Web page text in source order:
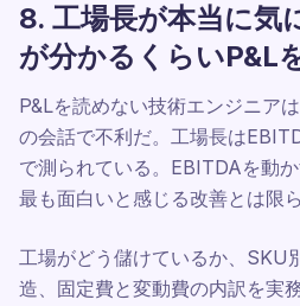
8. 工場長が本当に気
が分かるくらいP&L
P&Lを読めない技術エンジニア
の会話で不利だ。工場長は
で測られている。EBITDAを動
最も面白いと感じる改善とは限ら
工場がどう儲けているか、SKU
造、固定費と変動費の内訳を実